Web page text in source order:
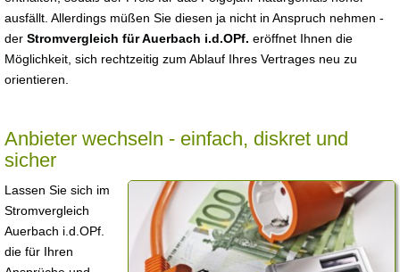
ausfällt. Allerdings müßen Sie diesen ja nicht in Anspruch nehmen -
der Stromvergleich für Auerbach i.d.OPf. eröffnet Ihnen die
Möglichkeit, sich rechtzeitig zum Ablauf Ihres Vertrages neu zu
orientieren.
Anbieter wechseln - einfach, diskret und
sicher
Lassen Sie sich im
Stromvergleich
Auerbach i.d.OPf.
die für Ihren